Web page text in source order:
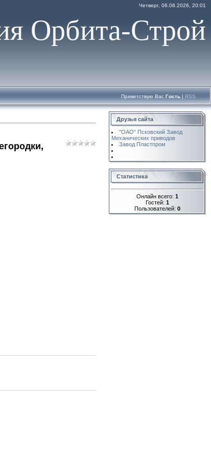
Четверг, 06.08.2026, 20:01
Орбита-Строй
Приветствую Вас Гость | RSS
Друзья сайта
"ОАО" Псковский Завод
Механических приводов
Завод Пластпром
Статистика
Онлайн всего: 1
Гостей: 1
Пользователей: 0